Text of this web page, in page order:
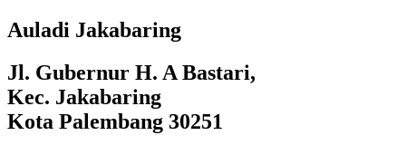
Auladi Jakabaring
Jl. Gubernur H. A Bastari,
Kec. Jakabaring
Kota Palembang 30251